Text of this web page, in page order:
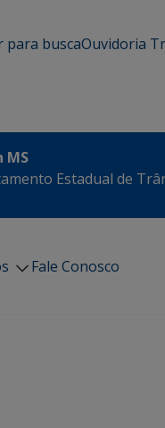
para buscaOuvidoria
MS
Estadual de
Fale Conosco